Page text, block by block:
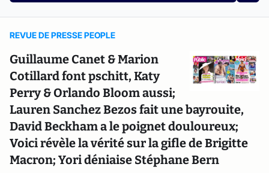
REVUE DE PRESSE PEOPLE
Guillaume Canet & Marion
Cotillard font pschitt, Katy
Perry & Orlando Bloom aussi;
Lauren Sanchez Bezos fait une bayrouite,
David Beckham a le poignet douloureux;
Voici révèle la vérité sur la gifle de Brigitte
Macron; Yori déniaise Stéphane Bern